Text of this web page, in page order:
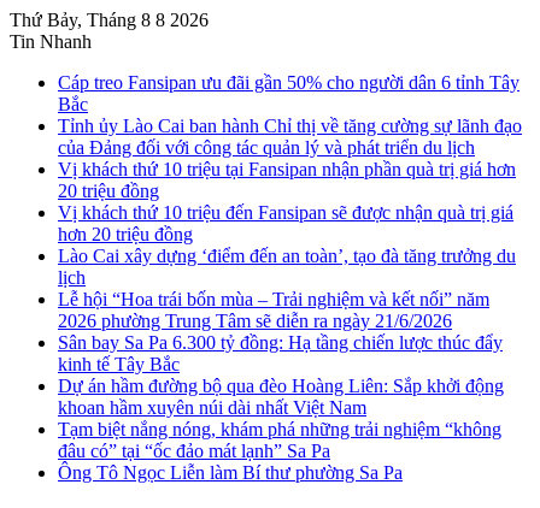
Thứ Bảy, Tháng 8 8 2026
Tin Nhanh
Cáp treo Fansipan ưu đãi gần 50% cho người dân 6 tỉnh Tây
Bắc
Tỉnh ủy Lào Cai ban hành Chỉ thị về tăng cường sự lãnh đạo
của Đảng đối với công tác quản lý và phát triển du lịch
Vị khách thứ 10 triệu tại Fansipan nhận phần quà trị giá hơn
20 triệu đồng
Vị khách thứ 10 triệu đến Fansipan sẽ được nhận quà trị giá
hơn 20 triệu đồng
Lào Cai xây dựng ‘điểm đến an toàn’, tạo đà tăng trưởng du
lịch
Lễ hội “Hoa trái bốn mùa – Trải nghiệm và kết nối” năm
2026 phường Trung Tâm sẽ diễn ra ngày 21/6/2026
Sân bay Sa Pa 6.300 tỷ đồng: Hạ tầng chiến lược thúc đẩy
kinh tế Tây Bắc
Dự án hầm đường bộ qua đèo Hoàng Liên: Sắp khởi động
khoan hầm xuyên núi dài nhất Việt Nam
Tạm biệt nắng nóng, khám phá những trải nghiệm “không
đâu có” tại “ốc đảo mát lạnh” Sa Pa
Ông Tô Ngọc Liễn làm Bí thư phường Sa Pa